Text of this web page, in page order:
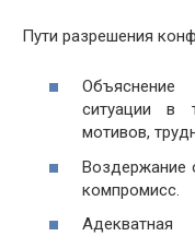
Пути разрешения
ситуации в
мотивов,
Воздержание
компромисс.